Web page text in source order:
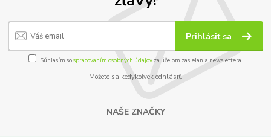
Prihlásiť sa
Súhlasím sospracovaním osobných údajov za účelom zasielania newslettera.
Môžete sa kedykoľvek odhlásiť.
NAŠE ZNAČKY